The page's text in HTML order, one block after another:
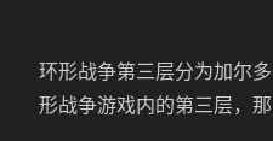
环形战争第三层分为加尔
形战争游戏内的第三层，